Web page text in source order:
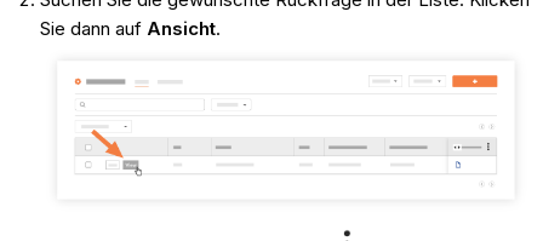
Sie dann auf Ansicht.